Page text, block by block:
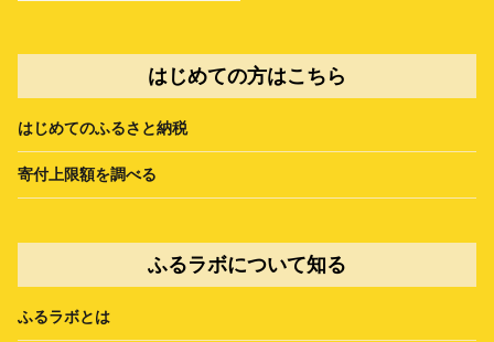
はじめての方はこちら
はじめてのふるさと納税
寄付上限額を調べる
ふるラボについて知る
ふるラボとは